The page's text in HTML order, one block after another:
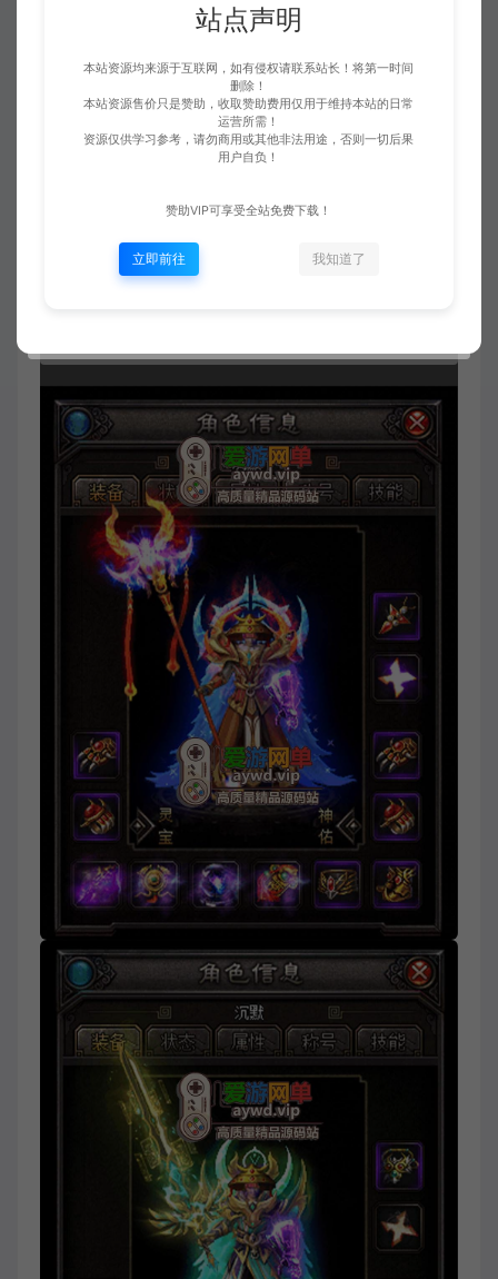
站点声明
本站资源均来源于互联网，如有侵权请联系站长！将第一时间
删除！
本站资源售价只是赞助，收取赞助费用仅用于维持本站的日常
运营所需！
资源仅供学习参考，请勿商用或其他非法用途，否则一切后果
用户自负！
赞助VIP可享受全站免费下载！
立即前往 我知道了